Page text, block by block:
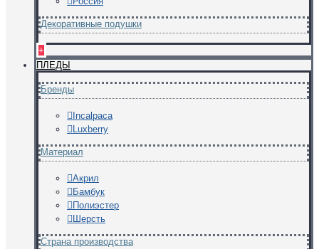
Декоративные подушки
+
ПЛЕДЫ
Бренды
Incalpaca
Luxberry
Материал
Акрил
Бамбук
Полиэстер
Шерсть
Страна производства